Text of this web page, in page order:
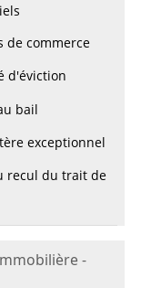
de commerce
d'éviction
bail
exceptionnel
recul du trait de
-